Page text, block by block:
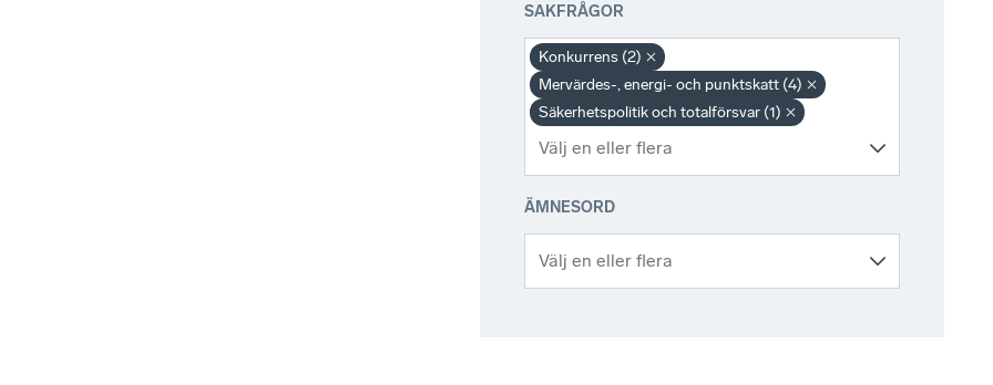
SAKFRÅGOR
Konkurrens (2)
Mervärdes-, energi- och punktskatt (4)
Säkerhetspolitik och totalförsvar (1)
ÄMNESORD